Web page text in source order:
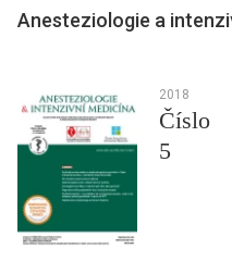
Anesteziologie a
2018
Číslo
5